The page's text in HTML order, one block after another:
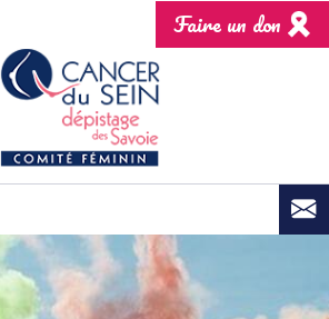
Faire un don